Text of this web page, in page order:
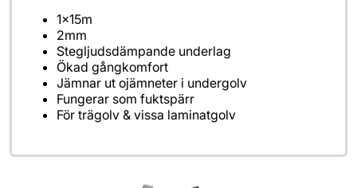
För trägolv & vissa laminatgolv